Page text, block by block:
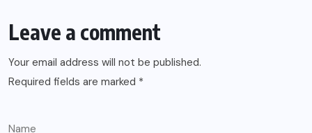
Leave a comment
Your email address will not be published.
Required fields are marked *